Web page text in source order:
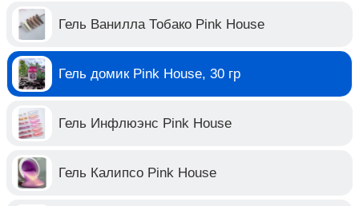
Гель Ванилла Тобако Pink House
Гель домик Pink House, 30 гр
Гель Инфлюэнс Pink House
Гель Калипсо Pink House